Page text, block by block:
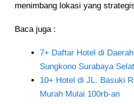
menimbang lokasi yang
Baca juga :
7+ Daftar Hotel di
Sungkono Surabaya
10+ Hotel di JL. Basuki
Murah Mulai 100rb-an